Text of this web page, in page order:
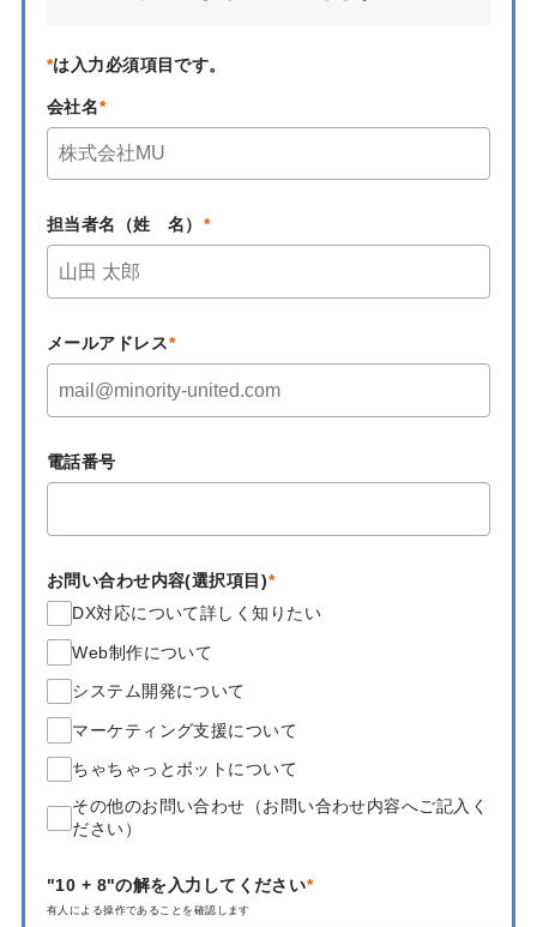
*は入力必須項目です。
会社名
担当者名（姓 名）
メールアドレス
電話番号
お問い合わせ内容(選択項目)
DX対応について詳しく知りたい
Web制作について
システム開発について
マーケティング支援について
ちゃちゃっとボットについて
その他のお問い合わせ（お問い合わせ内容へご記入く
ださい）
"10 + 8"の解を入力してください
有人による操作であることを確認します